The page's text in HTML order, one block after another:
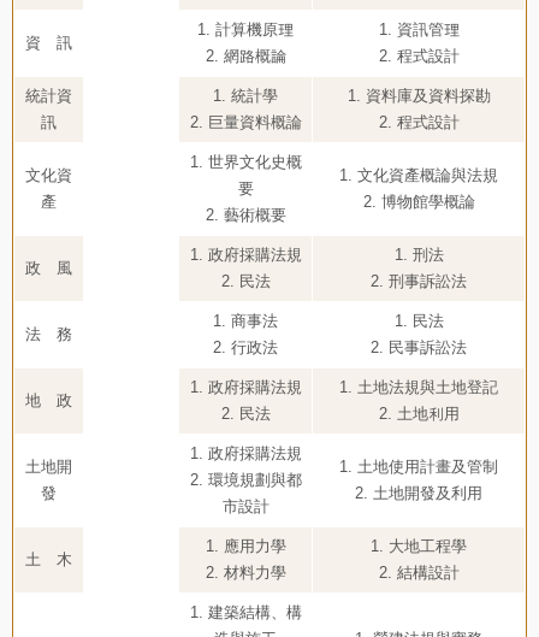
資 訊
1. 計算機原理
2. 網路概論
1. 資訊管理
2. 程式設計
統計資
訊
1. 統計學
2. 巨量資料概論
1. 資料庫及資料探勘
2. 程式設計
文化資
產
1. 世界文化史概
要
2. 藝術概要
1. 文化資產概論與法規
2. 博物館學概論
政 風
1. 政府採購法規
2. 民法
1. 刑法
2. 刑事訴訟法
法 務
1. 商事法
2. 行政法
1. 民法
2. 民事訴訟法
地 政
1. 政府採購法規
2. 民法
1. 土地法規與土地登記
2. 土地利用
土地開
發
1. 政府採購法規
2. 環境規劃與都
市設計
1. 土地使用計畫及管制
2. 土地開發及利用
土 木
1. 應用力學
2. 材料力學
1. 大地工程學
2. 結構設計
1. 建築結構、構